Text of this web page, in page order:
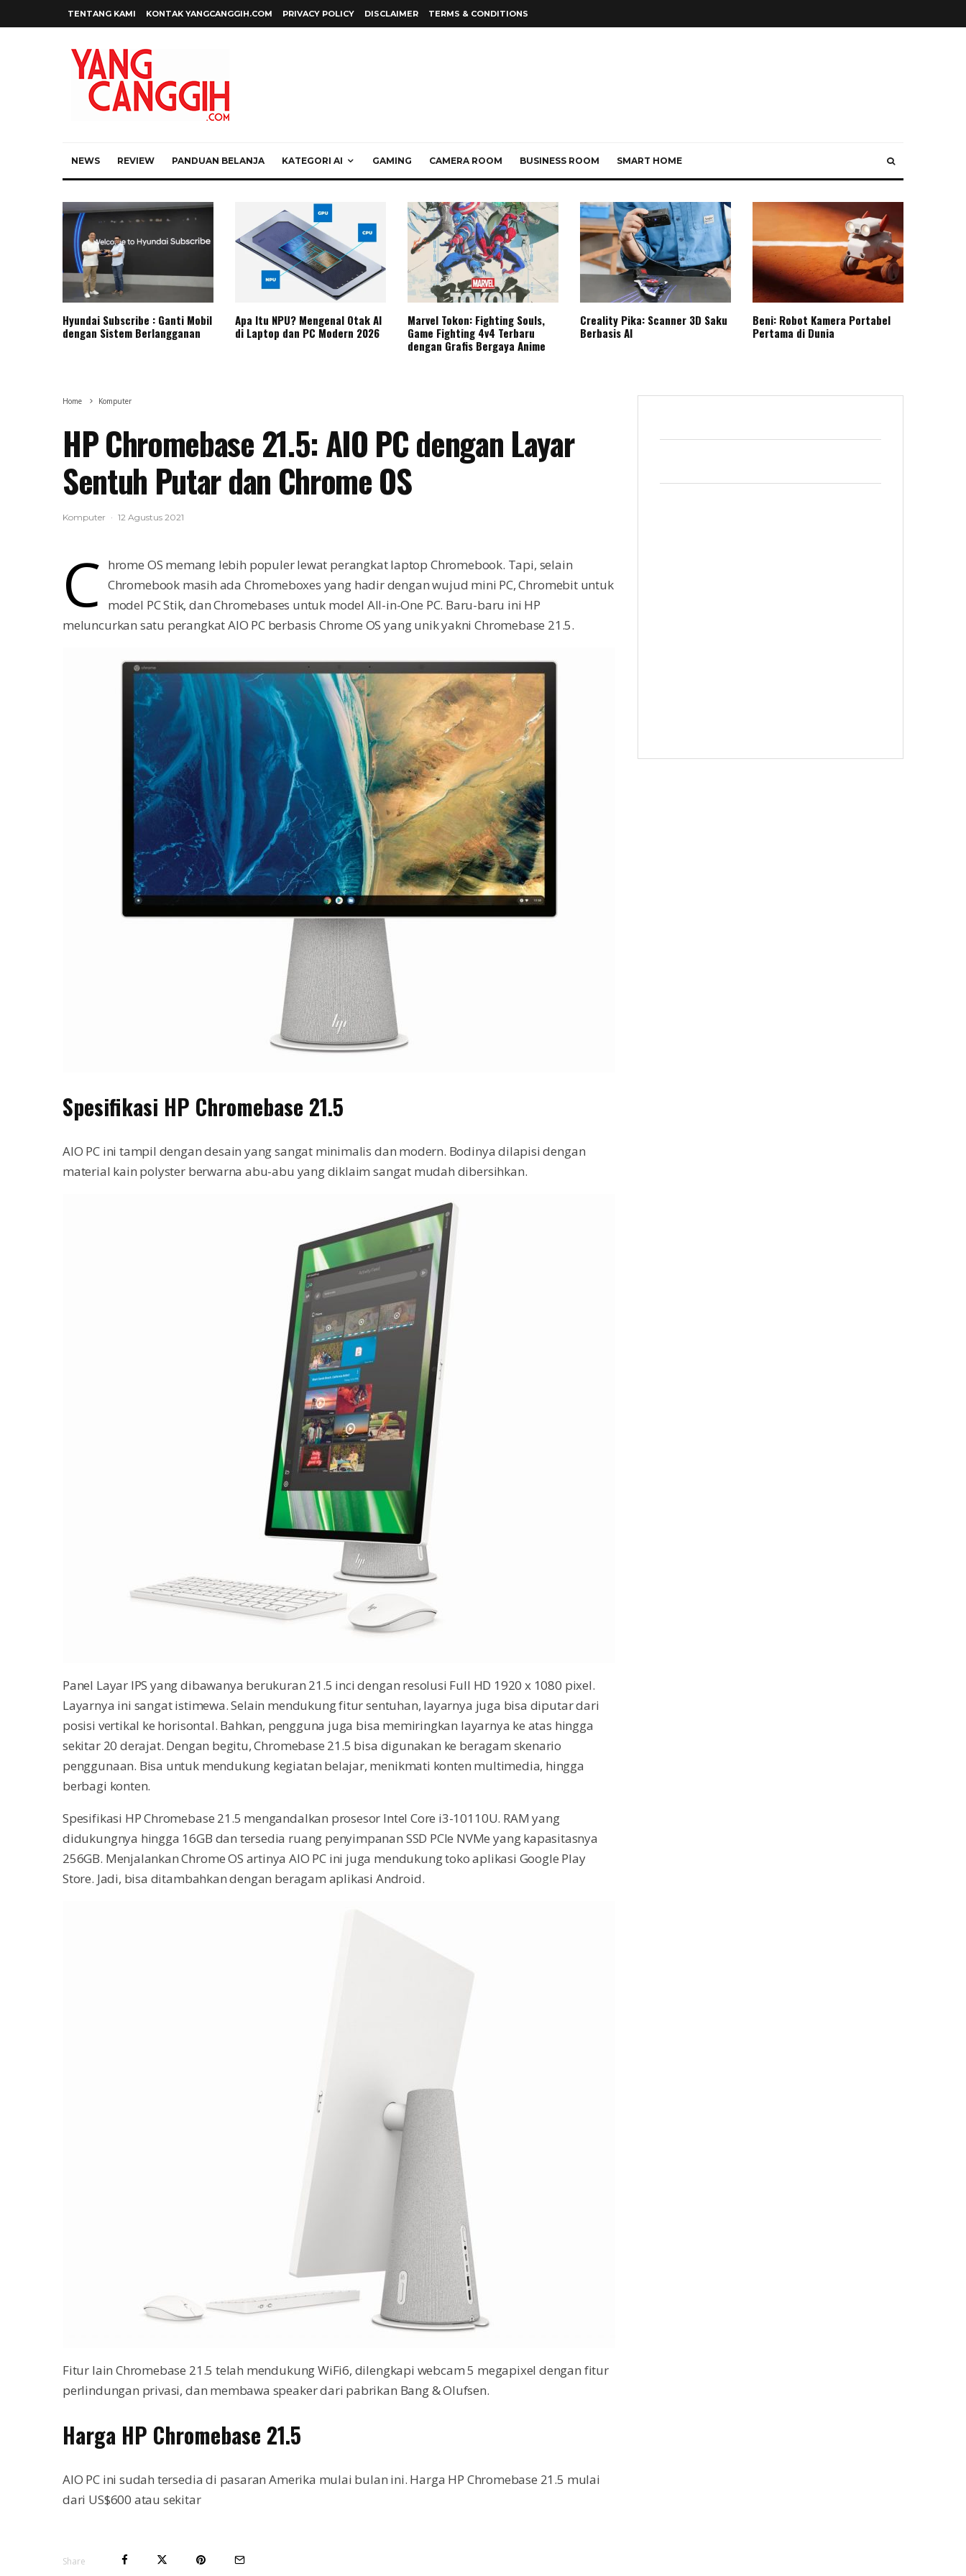
TENTANG KAMI KONTAK YANGCANGGIH.COM PRIVACY POLICY DISCLAIMER TERMS & CONDITIONS
NEWS REVIEW PANDUAN BELANJA KATEGORI AI GAMING CAMERA ROOM BUSINESS ROOM SMART HOME
Hyundai Subscribe : Ganti Mobil
dengan Sistem Berlangganan
Apa Itu NPU? Mengenal Otak AI
di Laptop dan PC Modern 2026
Marvel Tokon: Fighting Souls,
Game Fighting 4v4 Terbaru
dengan Grafis Bergaya Anime
Creality Pika: Scanner 3D Saku
Berbasis AI
Beni: Robot Kamera Portabel
Pertama di Dunia
Home Komputer
HP Chromebase 21.5: AIO PC dengan Layar
Sentuh Putar dan Chrome OS
Komputer · 12 Agustus 2021
C hrome OS memang lebih populer lewat perangkat laptop Chromebook. Tapi, selain
Chromebook masih ada Chromeboxes yang hadir dengan wujud mini PC, Chromebit untuk
model PC Stik, dan Chromebases untuk model All-in-One PC. Baru-baru ini HP
meluncurkan satu perangkat AIO PC berbasis Chrome OS yang unik yakni Chromebase 21.5.
Spesifikasi HP Chromebase 21.5
AIO PC ini tampil dengan desain yang sangat minimalis dan modern. Bodinya dilapisi dengan
material kain polyster berwarna abu-abu yang diklaim sangat mudah dibersihkan.
Panel Layar IPS yang dibawanya berukuran 21.5 inci dengan resolusi Full HD 1920 x 1080 pixel.
Layarnya ini sangat istimewa. Selain mendukung fitur sentuhan, layarnya juga bisa diputar dari
posisi vertikal ke horisontal. Bahkan, pengguna juga bisa memiringkan layarnya ke atas hingga
sekitar 20 derajat. Dengan begitu, Chromebase 21.5 bisa digunakan ke beragam skenario
penggunaan. Bisa untuk mendukung kegiatan belajar, menikmati konten multimedia, hingga
berbagi konten.
Spesifikasi HP Chromebase 21.5 mengandalkan prosesor Intel Core i3-10110U. RAM yang
didukungnya hingga 16GB dan tersedia ruang penyimpanan SSD PCIe NVMe yang kapasitasnya
256GB. Menjalankan Chrome OS artinya AIO PC ini juga mendukung toko aplikasi Google Play
Store. Jadi, bisa ditambahkan dengan beragam aplikasi Android.
Fitur lain Chromebase 21.5 telah mendukung WiFi6, dilengkapi webcam 5 megapixel dengan fitur
perlindungan privasi, dan membawa speaker dari pabrikan Bang & Olufsen.
Harga HP Chromebase 21.5
AIO PC ini sudah tersedia di pasaran Amerika mulai bulan ini. Harga HP Chromebase 21.5 mulai
dari US$600 atau sekitar
Share